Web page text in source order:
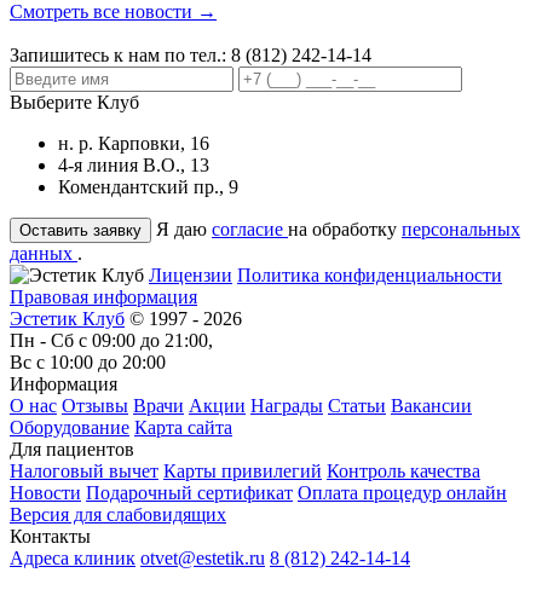
Смотреть все новости →
Запишитесь к нам по тел.: 8 (812) 242-14-14
Выберите Клуб
н. р. Карповки, 16
4-я линия В.О., 13
Комендантский пр., 9
Я даю согласие на обработку персональных
данных .
Лицензии Политика конфиденциальности
Правовая информация
Эстетик Клуб © 1997 - 2026
Пн - Сб с 09:00 до 21:00,
Вс с 10:00 до 20:00
Информация
О нас Отзывы Врачи Акции Награды Статьи Вакансии
Оборудование Карта сайта
Для пациентов
Налоговый вычет Карты привилегий Контроль качества
Новости Подарочный сертификат Оплата процедур онлайн
Версия для слабовидящих
Контакты
Адреса клиник otvet@estetik.ru 8 (812) 242-14-14